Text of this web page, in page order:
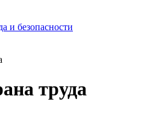
и безопасности
труда